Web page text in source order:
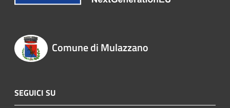
Comune di Mulazzano
SEGUICI SU